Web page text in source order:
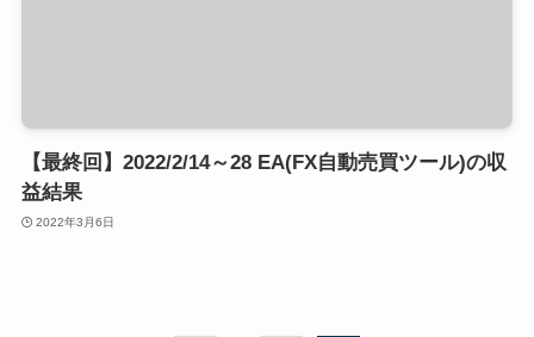
【最終回】2022/2/14～28 EA(FX自動売買ツール)の収
益結果
2022年3月6日